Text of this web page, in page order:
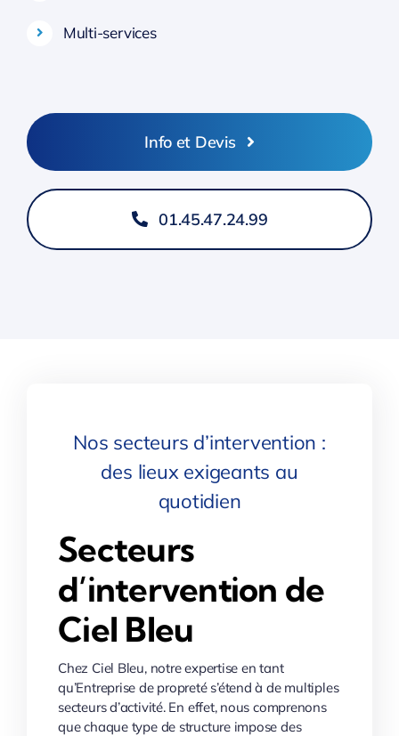
Multi-services
Info et Devis
01.45.47.24.99
Nos secteurs d’intervention :
des lieux exigeants au
quotidien
Secteurs
d’intervention de
Ciel Bleu
Chez Ciel Bleu, notre expertise en tant
qu’Entreprise de propreté s’étend à de multiples
secteurs d’activité. En effet, nous comprenons
que chaque type de structure impose des